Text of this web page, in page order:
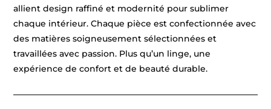
allient design raffiné et modernité pour sublimer
chaque intérieur. Chaque pièce est confectionnée avec
des matières soigneusement sélectionnées et
travaillées avec passion. Plus qu’un linge, une
expérience de confort et de beauté durable.